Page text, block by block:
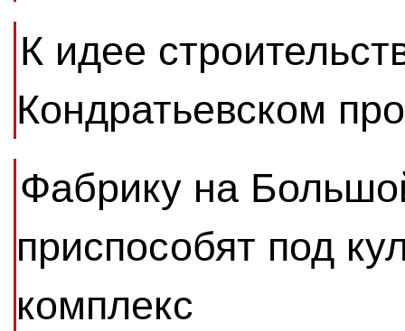
К идее
Кондратьевском
Фабрику на
приспособят под
комплекс